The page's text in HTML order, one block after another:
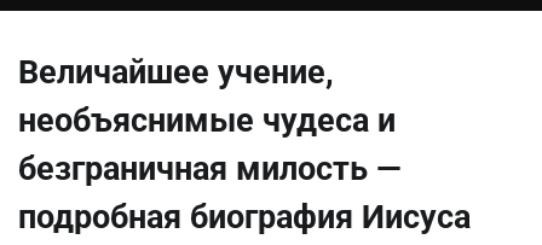
Величайшее учение,
необъяснимые чудеса и
безграничная милость —
подробная биография Иисуса